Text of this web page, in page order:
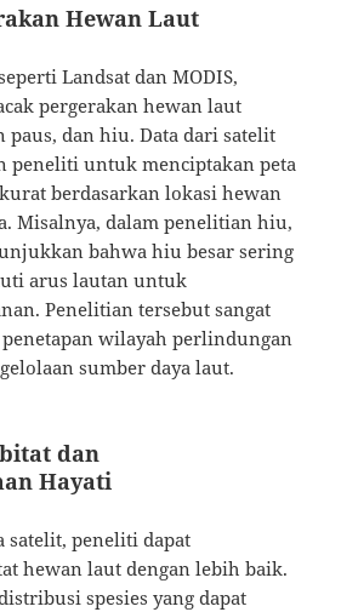
Hewan Laut
Landsat dan MODIS,
pergerakan hewan laut
paus, dan hiu. Data dari satelit
peneliti untuk menciptakan peta
berdasarkan lokasi hewan
Misalnya, dalam penelitian hiu,
bahwa hiu besar sering
arus lautan untuk
Penelitian tersebut sangat
wilayah perlindungan
sumber daya laut.
dan
Hayati
satelit, peneliti dapat
hewan laut dengan lebih baik.
spesies yang dapat